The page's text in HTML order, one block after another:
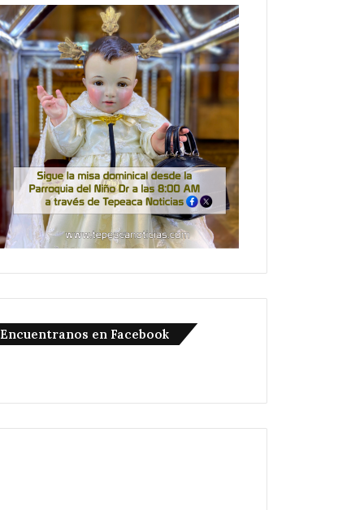
Encuentranos en Facebook